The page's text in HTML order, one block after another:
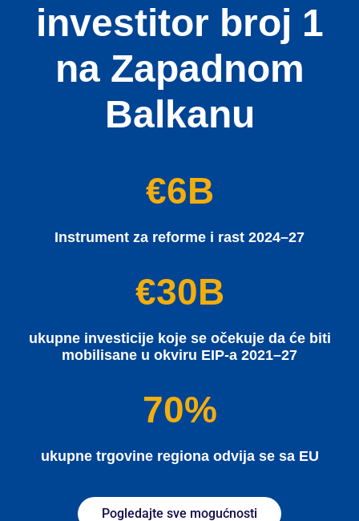
investitor broj 1
na Zapadnom
Balkanu
€6B
Instrument za reforme i rast 2024–27
€30B
ukupne investicije koje se očekuje da će biti
mobilisane u okviru EIP-a 2021–27
70%
ukupne trgovine regiona odvija se sa EU
Pogledajte sve mogućnosti